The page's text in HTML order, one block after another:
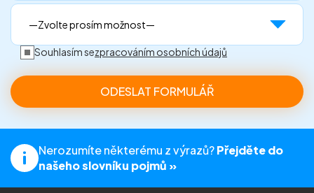
Souhlasím sezpracováním osobních údajů
Nerozumíte některému z výrazů?Přejděte do
našeho slovníku pojmů »